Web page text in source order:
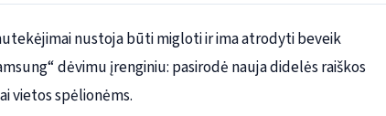
nustoja būti migloti ir ima atrodyti beveik
dėvimu įrenginiu: pasirodė nauja didelės raiškos
vietos spėlionėms.